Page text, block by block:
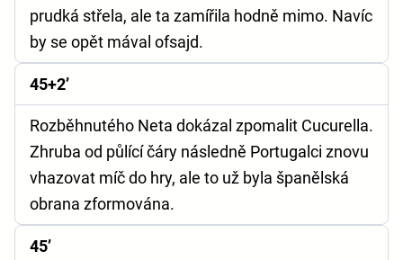
prudká střela, ale ta zamířila hodně mimo. Navíc
by se opět mával ofsajd.
45+2’
Rozběhnutého Neta dokázal zpomalit Cucurella.
Zhruba od půlící čáry následně Portugalci znovu
vhazovat míč do hry, ale to už byla španělská
obrana zformována.
45’